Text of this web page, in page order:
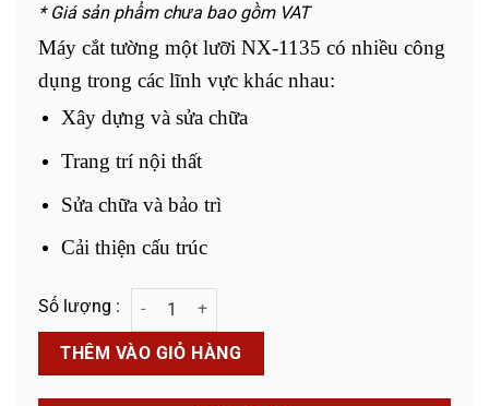
* Giá sản phẩm chưa bao gồm VAT
Máy cắt tường một lưỡi NX-1135 có nhiều công
dụng trong các lĩnh vực khác nhau:
Xây dựng và sửa chữa
Trang trí nội thất
Sửa chữa và bảo trì
Cải thiện cấu trúc
Máy Cắt Tường 1 Lưỡi NX-1135 số lượng
THÊM VÀO GIỎ HÀNG